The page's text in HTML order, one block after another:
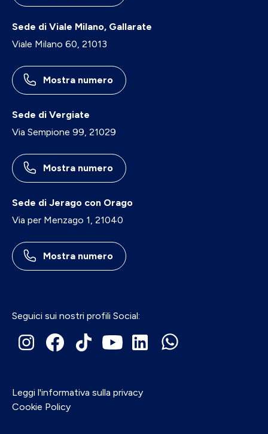
Sede di Viale Milano, Gallarate
Viale Milano 60, 21013
Mostra numero
Sede di Vergiate
Via Sempione 99, 21029
Mostra numero
Sede di Jerago con Orago
Via per Menzago 1, 21040
Mostra numero
Seguici sui nostri profili Social:
Leggi l'informativa sulla privacy
Cookie Policy